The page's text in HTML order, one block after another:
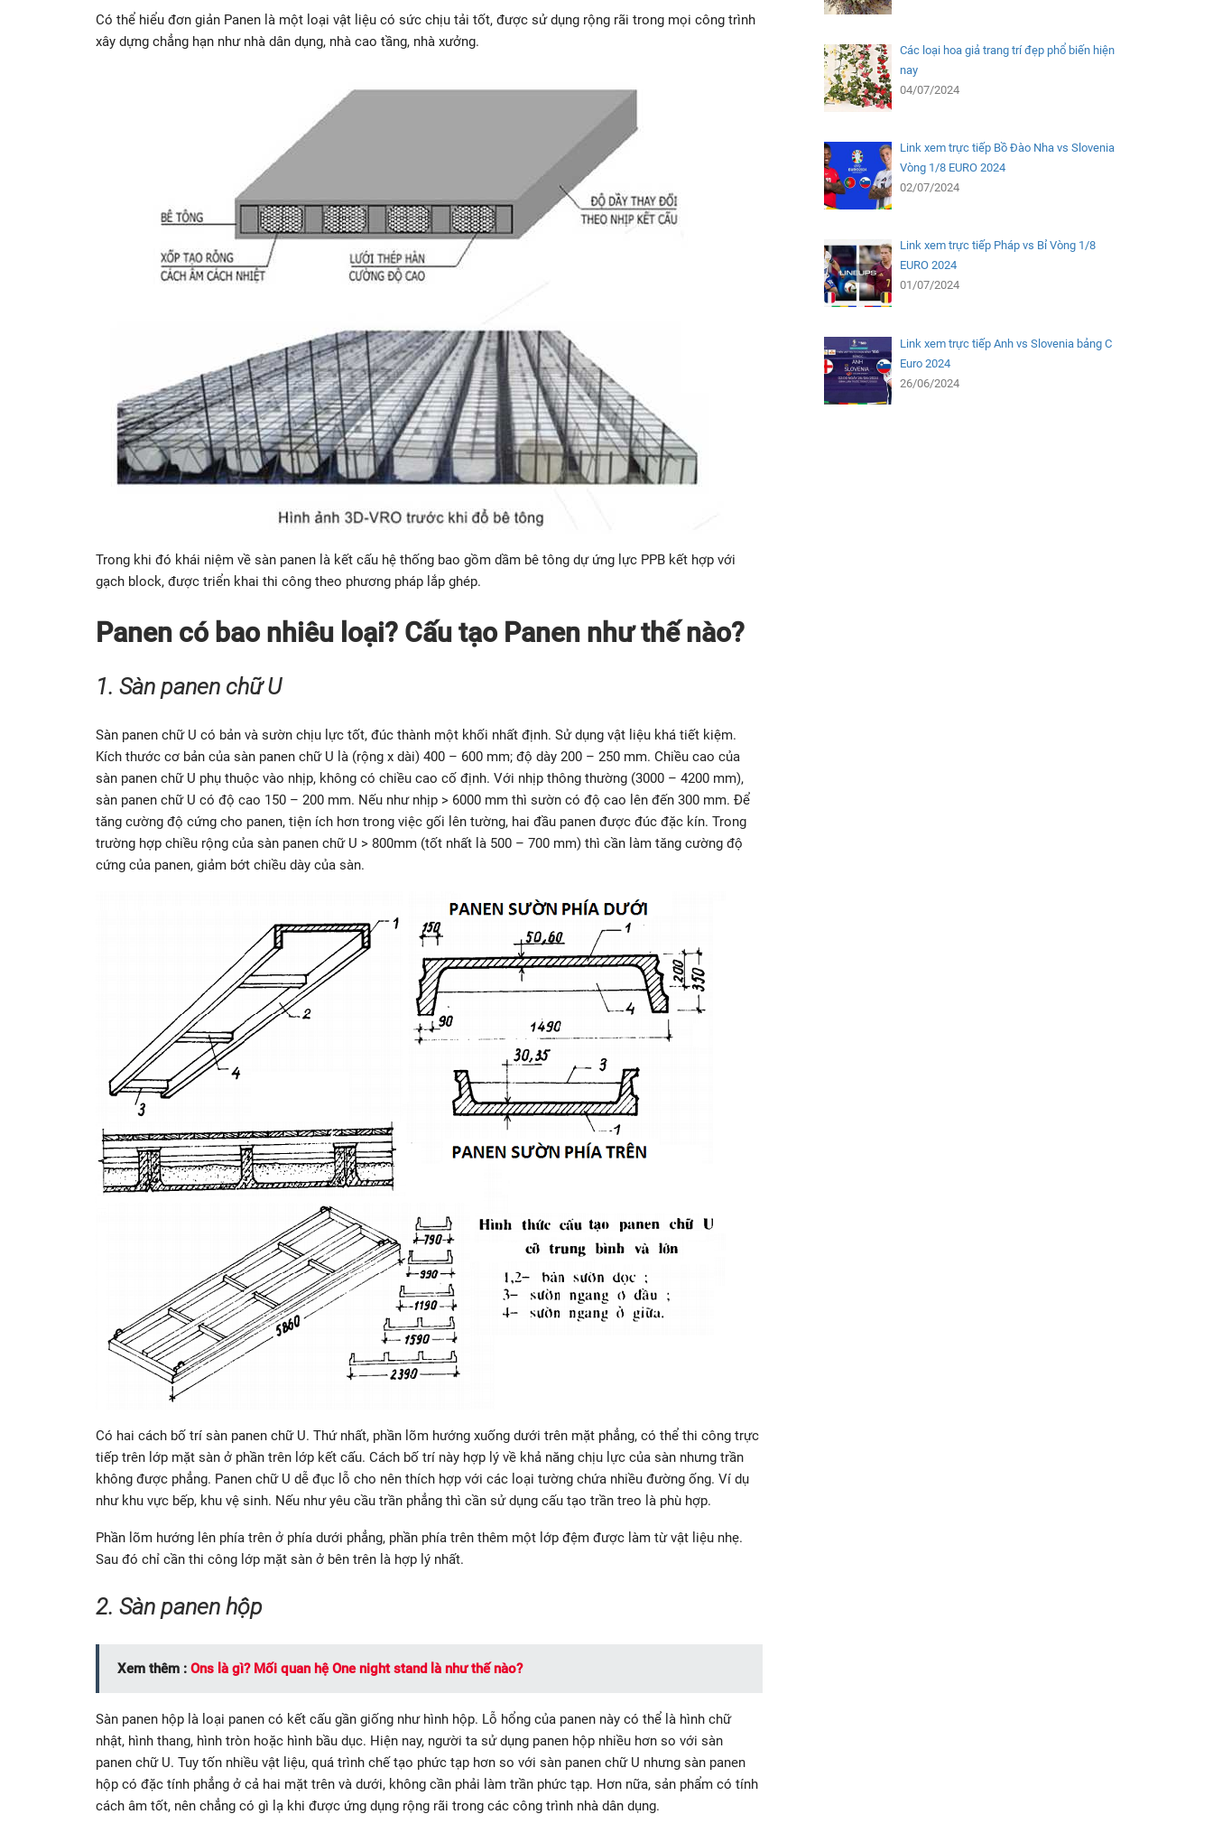
Có thể hiểu đơn giản Panen là một loại vật liệu có sức chịu tải tốt, được sử dụng rộng rãi trong mọi công trình
xây dựng chẳng hạn như nhà dân dụng, nhà cao tầng, nhà xưởng.
Trong khi đó khái niệm về sàn panen là kết cấu hệ thống bao gồm dầm bê tông dự ứng lực PPB kết hợp với
gạch block, được triển khai thi công theo phương pháp lắp ghép.
Panen có bao nhiêu loại? Cấu tạo Panen như thế nào?
1. Sàn panen chữ U
Sàn panen chữ U có bản và sườn chịu lực tốt, đúc thành một khối nhất định. Sử dụng vật liệu khá tiết kiệm.
Kích thước cơ bản của sàn panen chữ U là (rộng x dài) 400 – 600 mm; độ dày 200 – 250 mm. Chiều cao của
sàn panen chữ U phụ thuộc vào nhịp, không có chiều cao cố định. Với nhịp thông thường (3000 – 4200 mm),
sàn panen chữ U có độ cao 150 – 200 mm. Nếu như nhịp > 6000 mm thì sườn có độ cao lên đến 300 mm. Để
tăng cường độ cứng cho panen, tiện ích hơn trong việc gối lên tường, hai đầu panen được đúc đặc kín. Trong
trường hợp chiều rộng của sàn panen chữ U > 800mm (tốt nhất là 500 – 700 mm) thì cần làm tăng cường độ
cứng của panen, giảm bớt chiều dày của sàn.
Có hai cách bố trí sàn panen chữ U. Thứ nhất, phần lõm hướng xuống dưới trên mặt phẳng, có thể thi công trực
tiếp trên lớp mặt sàn ở phần trên lớp kết cấu. Cách bố trí này hợp lý về khả năng chịu lực của sàn nhưng trần
không được phẳng. Panen chữ U dễ đục lỗ cho nên thích hợp với các loại tường chứa nhiều đường ống. Ví dụ
như khu vực bếp, khu vệ sinh. Nếu như yêu cầu trần phẳng thì cần sử dụng cấu tạo trần treo là phù hợp.
Phần lõm hướng lên phía trên ở phía dưới phẳng, phần phía trên thêm một lớp đệm được làm từ vật liệu nhẹ.
Sau đó chỉ cần thi công lớp mặt sàn ở bên trên là hợp lý nhất.
2. Sàn panen hộp
Xem thêm : Ons là gì? Mối quan hệ One night stand là như thế nào?
Sàn panen hộp là loại panen có kết cấu gần giống như hình hộp. Lỗ hổng của panen này có thể là hình chữ
nhật, hình thang, hình tròn hoặc hình bầu dục. Hiện nay, người ta sử dụng panen hộp nhiều hơn so với sàn
panen chữ U. Tuy tốn nhiều vật liệu, quá trình chế tạo phức tạp hơn so với sàn panen chữ U nhưng sàn panen
hộp có đặc tính phẳng ở cả hai mặt trên và dưới, không cần phải làm trần phức tạp. Hơn nữa, sản phẩm có tính
cách âm tốt, nên chẳng có gì lạ khi được ứng dụng rộng rãi trong các công trình nhà dân dụng.
Các loại hoa giả trang trí đẹp phổ biến hiện
nay
04/07/2024
Link xem trực tiếp Bồ Đào Nha vs Slovenia
Vòng 1/8 EURO 2024
02/07/2024
Link xem trực tiếp Pháp vs Bỉ Vòng 1/8
EURO 2024
01/07/2024
Link xem trực tiếp Anh vs Slovenia bảng C
Euro 2024
26/06/2024